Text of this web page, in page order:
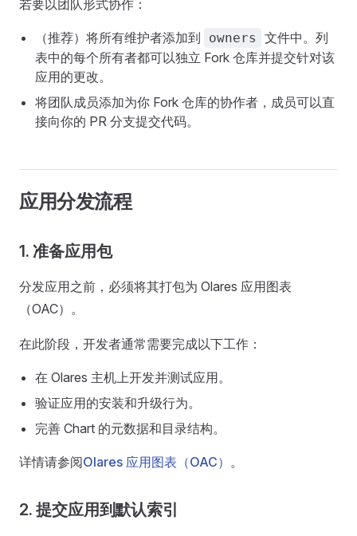
若要以团队形式协作：
（推荐）将所有维护者添加到 owners
文件中。列
表中的每个所有者都可以独立 Fork 仓库并提交针对该
应用的更改。
将团队成员添加为你 Fork 仓库的协作者，成员可以直
接向你的 PR 分支提交代码。
应用分发流程
1. 准备应用包
分发应用之前，必须将其打包为 Olares 应用图表
（OAC）。
在此阶段，开发者通常需要完成以下工作：
在 Olares 主机上开发并测试应用。
验证应用的安装和升级行为。
完善 Chart 的元数据和目录结构。
详情请参阅Olares 应用图表（OAC） 。
2. 提交应用到默认索引